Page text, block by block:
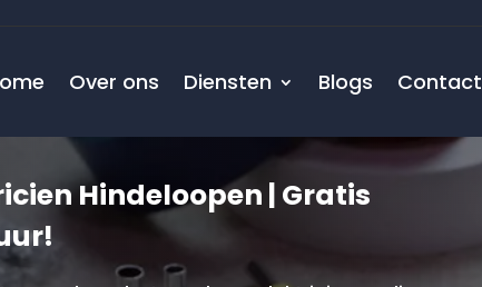
Over ons Diensten Blogs Contact
Hindeloopen | Gratis